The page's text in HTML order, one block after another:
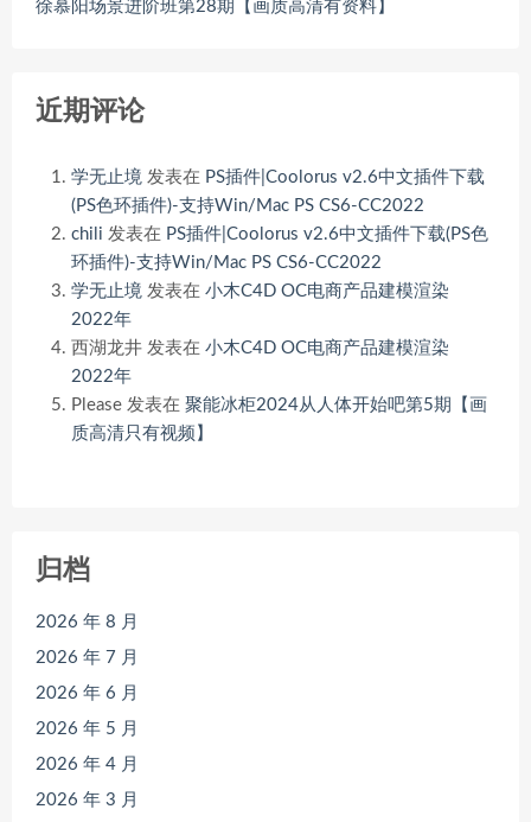
徐慕阳场景进阶班第28期【画质高清有资料】
近期评论
学无止境 发表在 PS插件|Coolorus v2.6中文插件下载
(PS色环插件)-支持Win/Mac PS CS6-CC2022
chili 发表在 PS插件|Coolorus v2.6中文插件下载(PS色
环插件)-支持Win/Mac PS CS6-CC2022
学无止境 发表在 小木C4D OC电商产品建模渲染
2022年
西湖龙井 发表在 小木C4D OC电商产品建模渲染
2022年
Please 发表在 聚能冰柜2024从人体开始吧第5期【画
质高清只有视频】
归档
2026 年 8 月
2026 年 7 月
2026 年 6 月
2026 年 5 月
2026 年 4 月
2026 年 3 月